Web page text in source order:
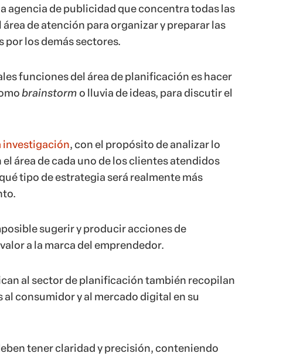
agencia de publicidad que concentra todas las
de atención para organizar y preparar las
por los demás sectores.
funciones del área de planificación es hacer
brainstormo lluvia de ideas, para discutir el
investigación, con el propósito de analizar lo
área de cada uno de los clientes atendidos
tipo de estrategia será realmente más
sugerir y producir acciones de
a la marca del emprendedor.
al sector de planificación también recopilan
consumidor y al mercado digital en su
tener claridad y precisión, conteniendo